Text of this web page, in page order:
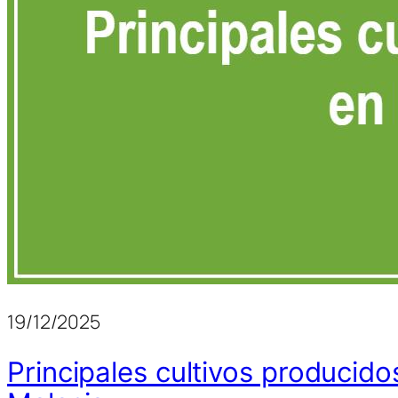
19/12/2025
Principales cultivos